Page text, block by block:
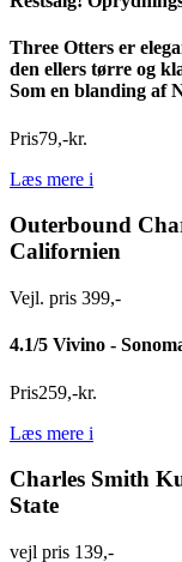
Three Otters er
den ellers tørre og
Som en blanding af
Pris79,-kr.
Læs mere i
Outerbound
Californien
Vejl. pris 399,-
4.1/5 Vivino -
Pris259,-kr.
Læs mere i
Charles Smith
State
vejl pris 139,-